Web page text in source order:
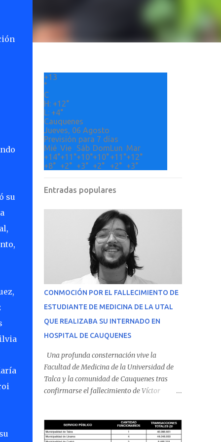
su
+13
°
C
H: +12°
L: +4°
Cauquenes
Jueves, 06 Agosto
Previsión para 7 días
Mié Vie Sáb DomLun Mar
+14°+11°+10°+10°+11°+12°
+8° +2° +3° +2° +2° +3°
Entradas populares
CONMOCIÓN POR EL FALLECIMIENTO DE
ESTUDIANTE DE MEDICINA DE LA UTAL
QUE REALIZABA SU INTERNADO EN
HOSPITAL DE CAUQUENES
Una profunda consternación vive la
Facultad de Medicina de la Universidad de
Talca y la comunidad de Cauquenes tras
confirmarse el fallecimiento de Víctor
Cauquenes. De acuerdo con los antecedentes
conocidos, el joven se presentó a cumplir su